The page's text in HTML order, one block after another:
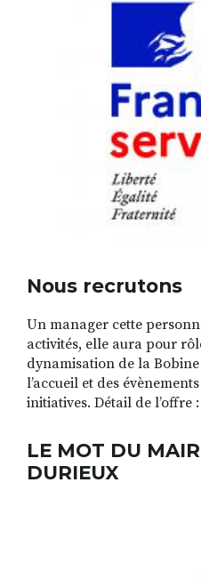
Nous recrutons
Un manager cette
activités, elle aura pour
dynamisation de la
l’accueil et des
initiatives. Détail de l’offre :
LE MOT DU
DURIEUX